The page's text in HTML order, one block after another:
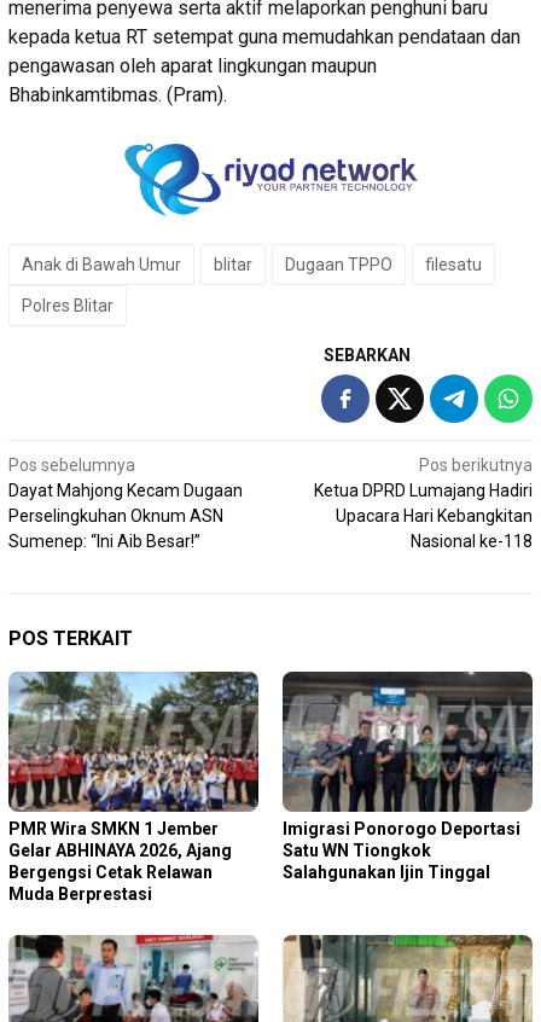
menerima penyewa serta aktif melaporkan penghuni baru
kepada ketua RT setempat guna memudahkan pendataan dan
pengawasan oleh aparat lingkungan maupun
Bhabinkamtibmas. (Pram).
Anak di Bawah Umur blitar Dugaan TPPO filesatu
Polres Blitar
SEBARKAN
Navigasi
pos
Pos sebelumnya
Dayat Mahjong Kecam Dugaan
Perselingkuhan Oknum ASN
Sumenep: “Ini Aib Besar!”
Pos berikutnya
Ketua DPRD Lumajang Hadiri
Upacara Hari Kebangkitan
Nasional ke-118
POS TERKAIT
PMR Wira SMKN 1 Jember
Gelar ABHINAYA 2026, Ajang
Bergengsi Cetak Relawan
Muda Berprestasi
Imigrasi Ponorogo Deportasi
Satu WN Tiongkok
Salahgunakan Ijin Tinggal